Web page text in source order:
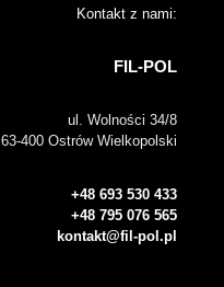
Kontakt z nami:
FIL-POL
ul. Wolności 34/8
63-400 Ostrów Wielkopolski
+48 693 530 433
+48 795 076 565
kontakt@fil-pol.pl